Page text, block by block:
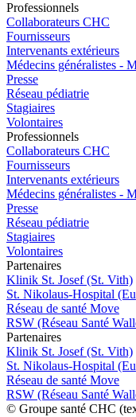
Professionnels
Collaborateurs CHC
Fournisseurs
Intervenants extérieurs
Médecins généralistes -
Presse
Réseau pédiatrie
Stagiaires
Volontaires
Professionnels
Collaborateurs CHC
Fournisseurs
Intervenants extérieurs
Médecins généralistes -
Presse
Réseau pédiatrie
Stagiaires
Volontaires
Partenaires
Klinik St. Josef (St. Vith)
St. Nikolaus-Hospital
Réseau de santé Move
RSW (Réseau Santé
Partenaires
Klinik St. Josef (St. Vith)
St. Nikolaus-Hospital
Réseau de santé Move
RSW (Réseau Santé
© Groupe santé CHC